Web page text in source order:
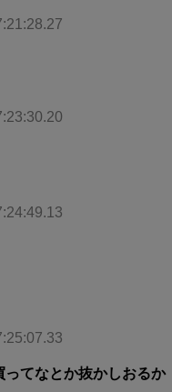
ってなとか抜かしおるか